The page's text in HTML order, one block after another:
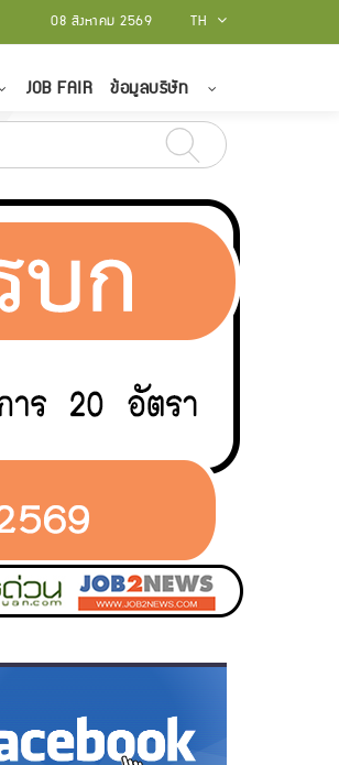
TH
08 สิงหาคม 2569
JOB FAIR ข้อมูลบริษัท
สถาบันบัณฑิตพัฒนศิลป์ รับสมัครบุคคลเป็นพนัก
.